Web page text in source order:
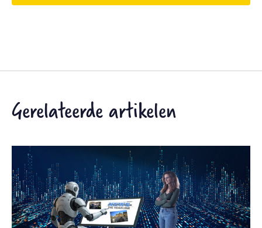
Gerelateerde artikelen